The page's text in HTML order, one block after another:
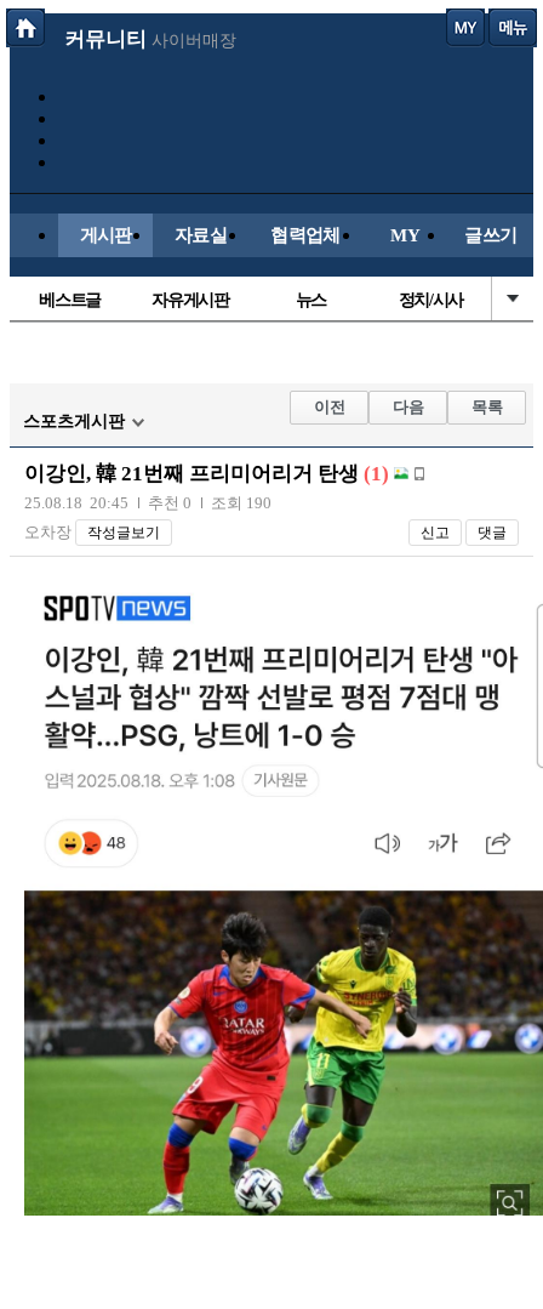
커뮤니티 사이버매장
게시판 자료실 협력업체 MY 글쓰기
베스트글 자유게시판 뉴스 정치/시사
해외축구
국내축구
스포츠게시판
이전 다음 목록
이강인, 韓 21번째 프리미어리거 탄생 (1)
25.08.18 20:45 추천 0
조회 190
오차장
작성글보기 신고 댓글